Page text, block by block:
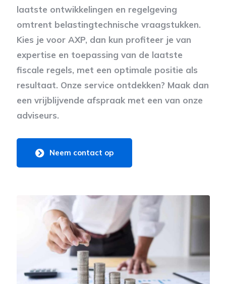
laatste ontwikkelingen en regelgeving
omtrent belastingtechnische vraagstukken.
Kies je voor AXP, dan kun profiteer je van
expertise en toepassing van de laatste
fiscale regels, met een optimale positie als
resultaat. Onze service ontdekken? Maak dan
een vrijblijvende afspraak met een van onze
adviseurs.
Neem contact op